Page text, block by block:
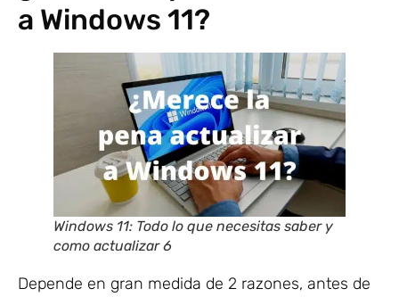
a Windows 11?
Windows 11: Todo lo que necesitas saber y
como actualizar 6
Depende en gran medida de 2 razones, antes de